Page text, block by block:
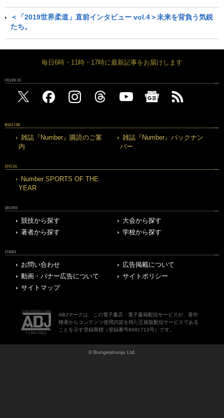
＜「2019世界柔道」直前インタビュー vol.4＞未来を背負う気鋭
たち。
毎日6時・11時・17時に最新記事をお届けします
FOLLOW US
MAGAZINE
雑誌『Number』購読のご案
内
雑誌『Number』バックナン
バー
SPECIAL
Number SPORTS OF THE
YEAR
ARCHIVE
競技から探す
大会から探す
著者から探す
学校から探す
OTHERS
お問い合わせ
広告掲載について
動画・バナー広告について
サイトポリシー
サイトマップ
ABJマークは、この電子書店・電子書籍配信サービスが、著作
権者からコンテンツ使用許諾を得た正規版配信サービスである
ことを示す登録商標（登録番号6091713号）です。
© Bungeishunju Ltd.